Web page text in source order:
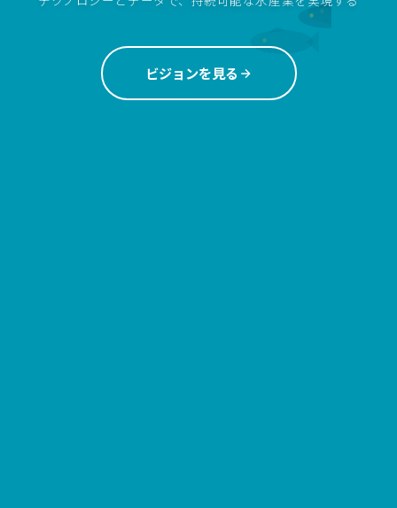
ビジョンを見る